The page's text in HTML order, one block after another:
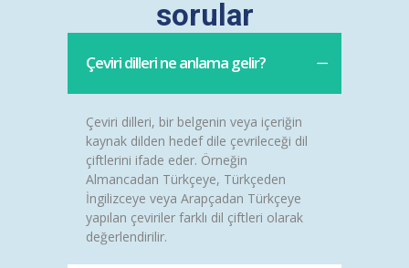
sorular
Çeviri dilleri ne anlama gelir?
Çeviri dilleri, bir belgenin veya içeriğin
kaynak dilden hedef dile çevrileceği dil
çiftlerini ifade eder. Örneğin
Almancadan Türkçeye, Türkçeden
İngilizceye veya Arapçadan Türkçeye
yapılan çeviriler farklı dil çiftleri olarak
değerlendirilir.